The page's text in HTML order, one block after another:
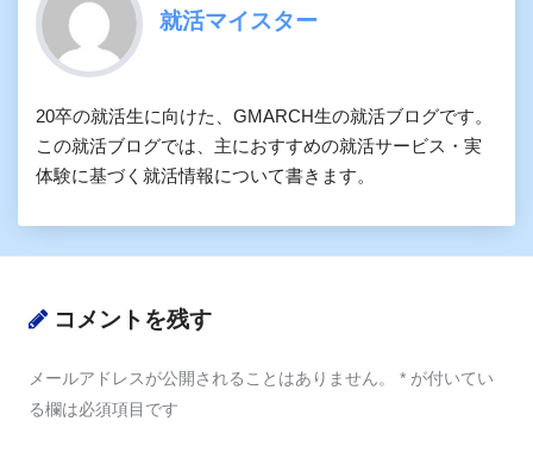
就活マイスター
20卒の就活生に向けた、GMARCH生の就活ブログです。
この就活ブログでは、主におすすめの就活サービス・実
体験に基づく就活情報について書きます。
コメントを残す
メールアドレスが公開されることはありません。 * が付いてい
る欄は必須項目です